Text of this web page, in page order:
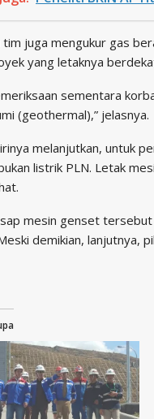
tim juga mengukur gas
yang letaknya
sementara
(geothermal),” jelasnya.
melanjutkan, untuk
listrik PLN. Letak
mesin genset
demikian, lanjutnya,